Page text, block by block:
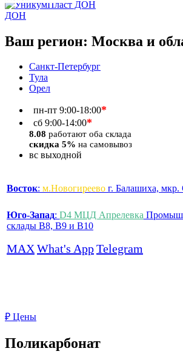
ДОН
Ваш регион: Москва и
Санкт-Петербург
Тула
Орел
пн-пт 9:00-18:00*
сб 9:00-14:00*
8.08 работают оба склада
скидка 5% на самовывоз
вс выходной
Восток: м.Новогиреево г. Балашиха,
Юго-Запад: D4 МЦД Апрелевка
склады B8, B9 и B10
MAXWhat's AppTelegram
₽ Цены
Поликарбонат